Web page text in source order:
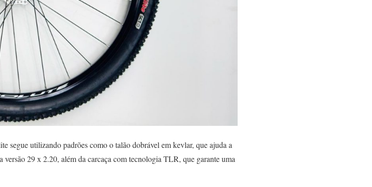
segue utilizando padrões como o talão dobrável em kevlar, que ajuda a
versão 29 x 2.20, além da carcaça com tecnologia TLR, que garante uma